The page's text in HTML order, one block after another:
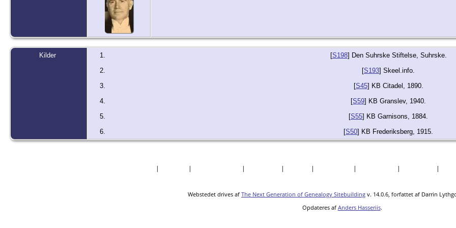
Kilder [S198] Den Suhrske Stiftelse, Suhrske.
[S193] Skeel.info.
[S45] KB Citadel, 1890.
[S59] KB Granslev, 1940.
[S55] KB Garnisons, 1884.
[S50] KB Frederiksberg, 1915.
| | | | | | | |
Webstedet drives af The Next Generation of Genealogy Sitebuilding v. 14.0.6, forfattet af Darrin
Opdateres af Anders Hasseriis.